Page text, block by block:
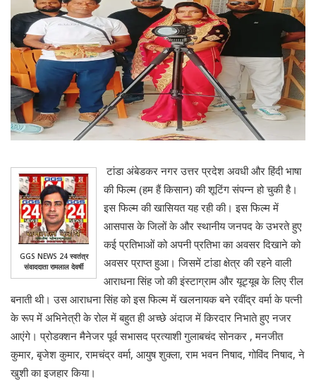
GGS NEWS 24 स्वतंत्र
संवाददाता रामलाल देवर्षी
टांडा अंबेडकर नगर उत्तर प्रदेश अवधी और हिंदी भाषा
की फिल्म (हम हैं किसान) की शूटिंग संपन्न हो चुकी है।
इस फिल्म की खासियत यह रही की। इस फिल्म में
आसपास के जिलों के और स्थानीय जनपद के उभरते हुए
कई प्रतिभाओं को अपनी प्रतिभा का अवसर दिखाने को
अवसर प्राप्त हुआ। जिसमें टांडा क्षेत्र की रहने वाली
आराधना सिंह जो की इंस्टाग्राम और यूट्यूब के लिए रील
बनाती थी। उस आराधना सिंह को इस फिल्म में खलनायक बने रवींद्र वर्मा के पत्नी
के रूप में अभिनेत्री के रोल में बहुत ही अच्छे अंदाज में किरदार निभाते हुए नजर
आएंगे। प्रोडक्शन मैनेजर पूर्व सभासद प्रत्याशी गुलाबचंद सोनकर , मनजीत
कुमार, बृजेश कुमार, रामचंद्र वर्मा, आयुष शुक्ला, राम भवन निषाद, गोविंद निषाद, ने
खुशी का इजहार किया।